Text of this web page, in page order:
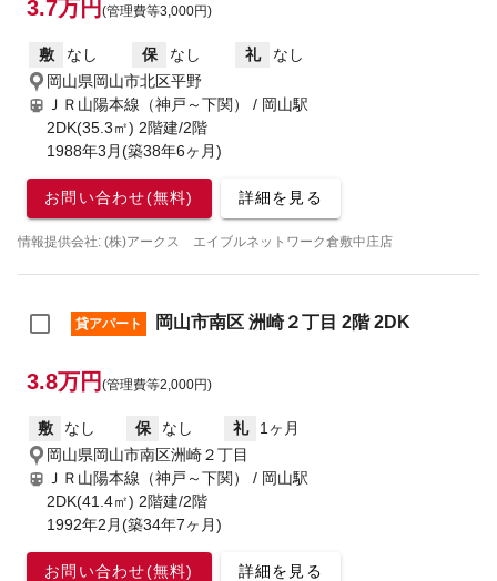
3.7万円 (管理費等3,000円)
敷 なし 保 なし 礼
なし
岡山県岡山市北区平野
ＪＲ山陽本線（神戸～下関） / 岡山駅
2DK(35.3㎡) 2階建/2階
1988年3月(築38年6ヶ月)
お問い合わせ(無料) 詳細を見る
情報提供会社: (株)アークス エイブルネットワーク倉敷中庄店
貸アパート 岡山市南区 洲崎２丁目 2階 2DK
3.8万円 (管理費等2,000円)
敷 なし 保 なし 礼
1ヶ月
岡山県岡山市南区洲崎２丁目
ＪＲ山陽本線（神戸～下関） / 岡山駅
2DK(41.4㎡) 2階建/2階
1992年2月(築34年7ヶ月)
お問い合わせ(無料) 詳細を見る